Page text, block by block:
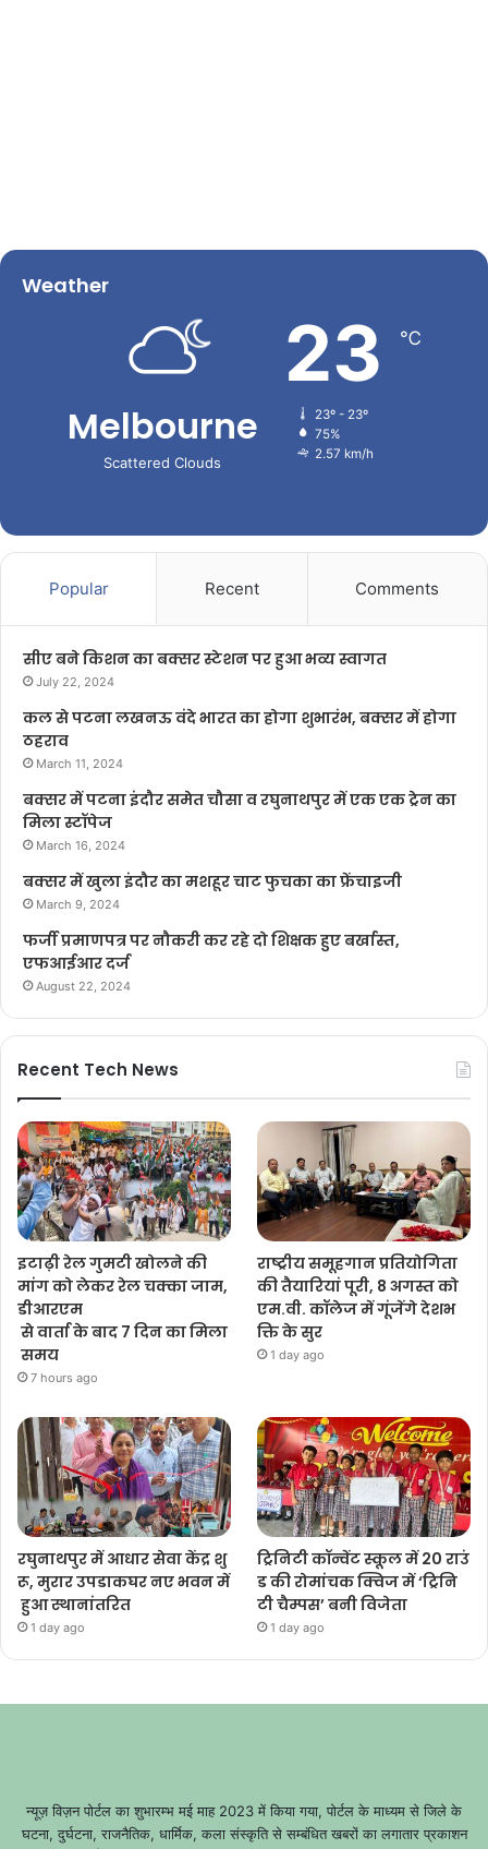
Weather
Melbourne
Scattered Clouds
23 ℃
23º - 23º
75%
2.57 km/h
Popular Recent Comments
सीए बने किशन का बक्सर स्टेशन पर हुआ भव्य स्वागत
July 22, 2024
कल से पटना लखनऊ वंदे भारत का होगा शुभारंभ, बक्सर में होगा
ठहराव
March 11, 2024
बक्सर में पटना इंदौर समेत चौसा व रघुनाथपुर में एक एक ट्रेन का
मिला स्टॉपेज
March 16, 2024
बक्सर में खुला इंदौर का मशहूर चाट फुचका का फ्रेंचाइजी
March 9, 2024
फर्जी प्रमाणपत्र पर नौकरी कर रहे दो शिक्षक हुए बर्खास्त,
एफआईआर दर्ज
August 22, 2024
Recent Tech News
इटाढ़ी रेल गुमटी खोलने की
मांग को लेकर रेल चक्का जाम,
डीआरएम
से वार्ता के बाद 7 दिन का मिला
समय
7 hours ago
राष्ट्रीय समूहगान प्रतियोगिता
की तैयारियां पूरी, 8 अगस्त को
एम.वी. कॉलेज में गूंजेंगे देशभ
क्ति के सुर
1 day ago
रघुनाथपुर में आधार सेवा केंद्र शु
रू, मुरार उपडाकघर नए भवन में
हुआ स्थानांतरित
1 day ago
ट्रिनिटी कॉन्वेंट स्कूल में 20 राउं
ड की रोमांचक क्विज में ‘ट्रिनि
टी चैम्पस’ बनी विजेता
1 day ago
न्यूज़ विज़न पोर्टल का शुभारम्भ मई माह 2023 में किया गया, पोर्टल के माध्यम से जिले के
घटना, दुर्घटना, राजनैतिक, धार्मिक, कला संस्कृति से सम्बंधित खबरों का लगातार प्रकाशन